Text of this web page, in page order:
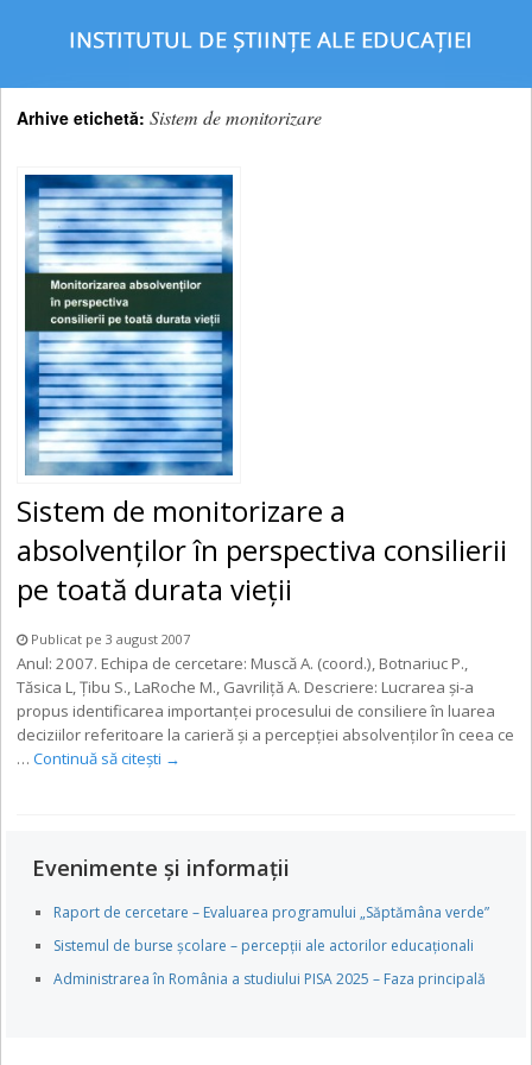
Arhive etichetă:Sistem de monitorizare
Sistem de monitorizare a
absolvenţilor în perspectiva consilierii
pe toată durata vieţii
Publicat pe 3 august 2007
Anul: 2007. Echipa de cercetare: Muscă A. (coord.), Botnariuc P.,
Tăsica L, Ţibu S., LaRoche M., Gavriliţă A. Descriere: Lucrarea şi-a
propus identificarea importanţei procesului de consiliere în luarea
deciziilor referitoare la carieră şi a percepţiei absolvenţilor în ceea ce
…Continuă să citești →
Evenimente și informații
Raport de cercetare – Evaluarea programului „Săptămâna verde”
Sistemul de burse școlare – percepții ale actorilor educaționali
Administrarea în România a studiului PISA 2025 – Faza principală